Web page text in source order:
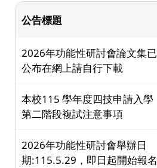
公告標題
2026年功能性研討會論文集已
公布在網上請自行下載
本校115 學年度四技申請入學
第二階段複試注意事項
2026年功能性研討會舉辦日
期:115.5.29，即日起開始報名